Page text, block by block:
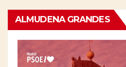
ALMUDENA GRANDES